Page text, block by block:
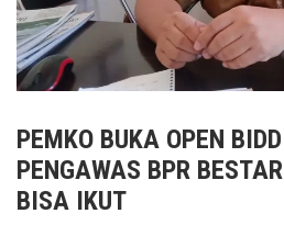
PEMKO BUKA OPEN
PENGAWAS BPR
BISA IKUT